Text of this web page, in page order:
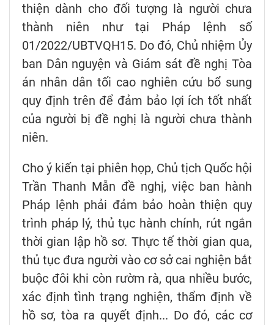
thiện dành cho đối tượng là người chưa
thành niên như tại Pháp lệnh số
01/2022/UBTVQH15. Do đó, Chủ nhiệm Ủy
ban Dân nguyện và Giám sát đề nghị Tòa
án nhân dân tối cao nghiên cứu bổ sung
quy định trên để đảm bảo lợi ích tốt nhất
của người bị đề nghị là người chưa thành
niên.
Cho ý kiến tại phiên họp, Chủ tịch Quốc hội
Trần Thanh Mẫn đề nghị, việc ban hành
Pháp lệnh phải đảm bảo hoàn thiện quy
trình pháp lý, thủ tục hành chính, rút ngắn
thời gian lập hồ sơ. Thực tế thời gian qua,
thủ tục đưa người vào cơ sở cai nghiện bắt
buộc đôi khi còn rườm rà, qua nhiều bước,
xác định tình trạng nghiện, thẩm định về
hồ sơ, tòa ra quyết định... Do đó, các cơ